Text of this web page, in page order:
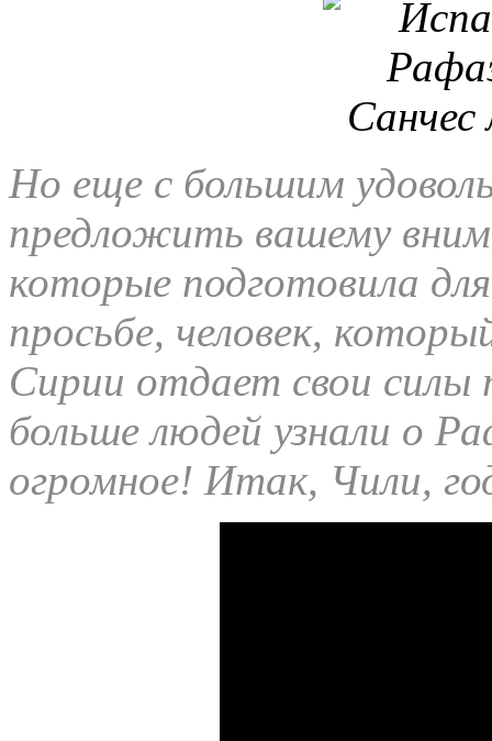
Но еще с большим
предложить вашему
которые подготовила
просьбе, человек,
Сирии отдает свои
больше людей узнали о
огромное! Итак, Чили,